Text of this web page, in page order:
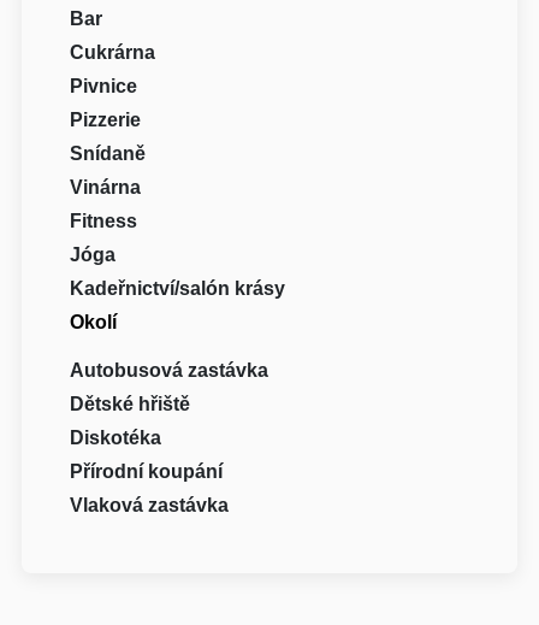
Bar
Cukrárna
Pivnice
Pizzerie
Snídaně
Vinárna
Fitness
Jóga
Kadeřnictví/salón krásy
Okolí
Autobusová zastávka
Dětské hřiště
Diskotéka
Přírodní koupání
Vlaková zastávka